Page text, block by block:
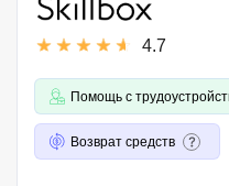
4.7
Помощь с
Возврат средств